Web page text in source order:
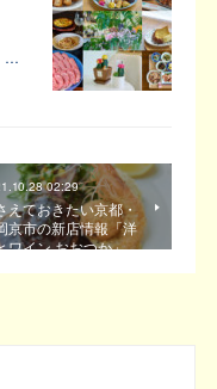
…
02:29
えておきたい京都・
京市の新店情報「洋
ワイン おおつか」